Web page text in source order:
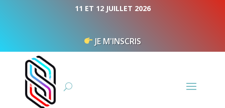
11 ET 12 JUILLET 2026
JE M'INSCRIS
Panneau de gestion des cookies